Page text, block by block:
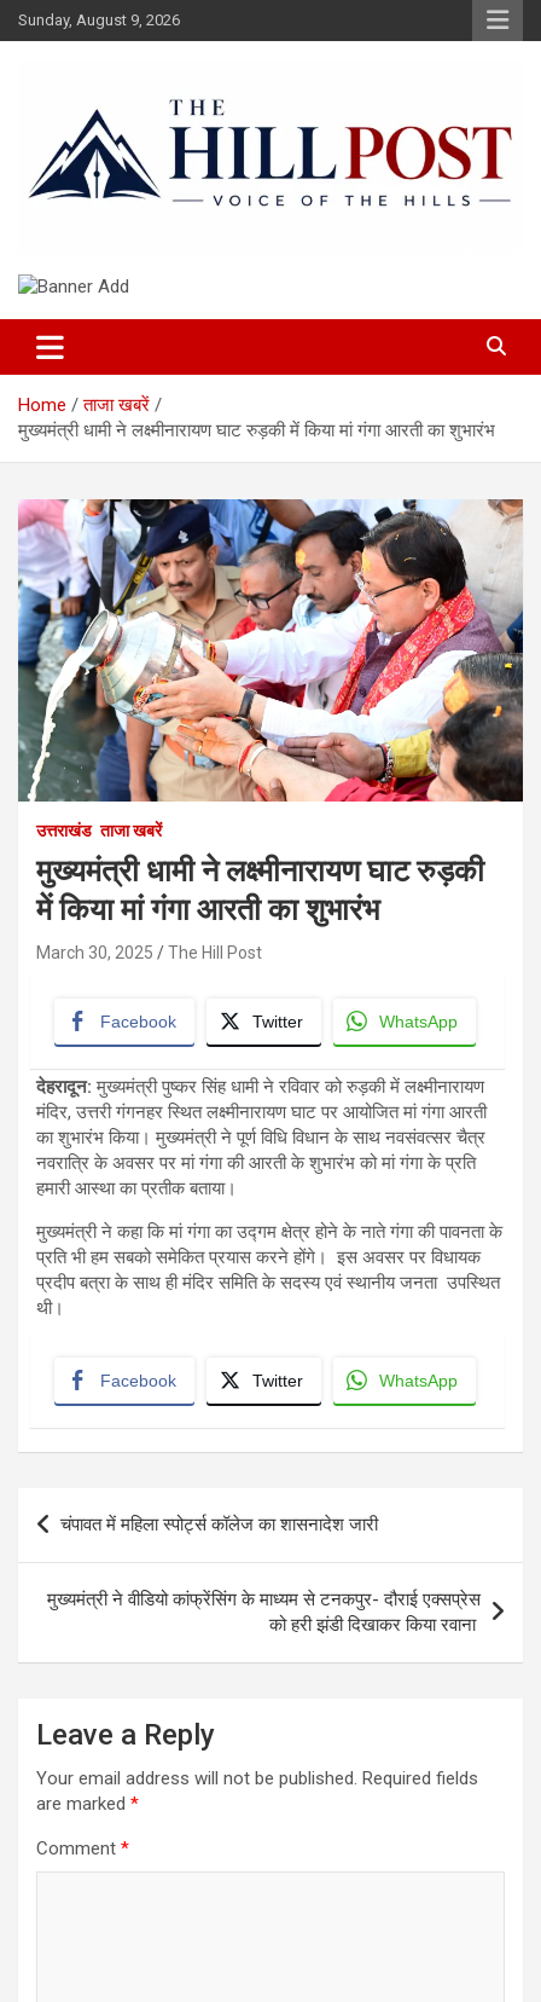
Skip
to
Sunday, August 9, 2026
The Hillpost
Home
ताजा खबरें
मुख्यमंत्री धामी ने लक्ष्मीनारायण घाट रुड़की में किया मां गंगा आरती का शुभारंभ
उत्तराखंड ताजा खबरें
मुख्यमंत्री धामी ने लक्ष्मीनारायण घाट रुड़की
में किया मां गंगा आरती का शुभारंभ
March 30, 2025 The Hill Post
Facebook Twitter WhatsApp
देहरादून: मुख्यमंत्री पुष्कर सिंह धामी ने रविवार को रुड़की में लक्ष्मीनारायण
मंदिर, उत्तरी गंगनहर स्थित लक्ष्मीनारायण घाट पर आयोजित मां गंगा आरती
का शुभारंभ किया। मुख्यमंत्री ने पूर्ण विधि विधान के साथ नवसंवत्सर चैत्र
नवरात्रि के अवसर पर मां गंगा की आरती के शुभारंभ को मां गंगा के प्रति
हमारी आस्था का प्रतीक बताया।
मुख्यमंत्री ने कहा कि मां गंगा का उद्गम क्षेत्र होने के नाते गंगा की पावनता के
प्रति भी हम सबको समेकित प्रयास करने होंगे। इस अवसर पर विधायक
प्रदीप बत्रा के साथ ही मंदिर समिति के सदस्य एवं स्थानीय जनता उपस्थित
थी।
Facebook Twitter WhatsApp
Post
navigation
चंपावत में महिला स्पोर्ट्स कॉलेज का शासनादेश जारी
मुख्यमंत्री ने वीडियो कांफ्रेंसिंग के माध्यम से टनकपुर- दौराई एक्सप्रेस
को हरी झंडी दिखाकर किया रवाना
Leave a Reply
Your email address will not be published. Required fields
are marked *
Comment *